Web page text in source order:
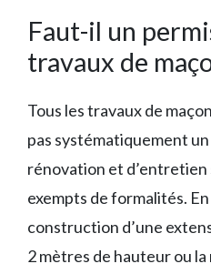
Faut-il un
travaux de
Tous les travaux de
pas systématiquement
rénovation et
exempts de formalités.
construction d’une
2 mètres de hauteur ou